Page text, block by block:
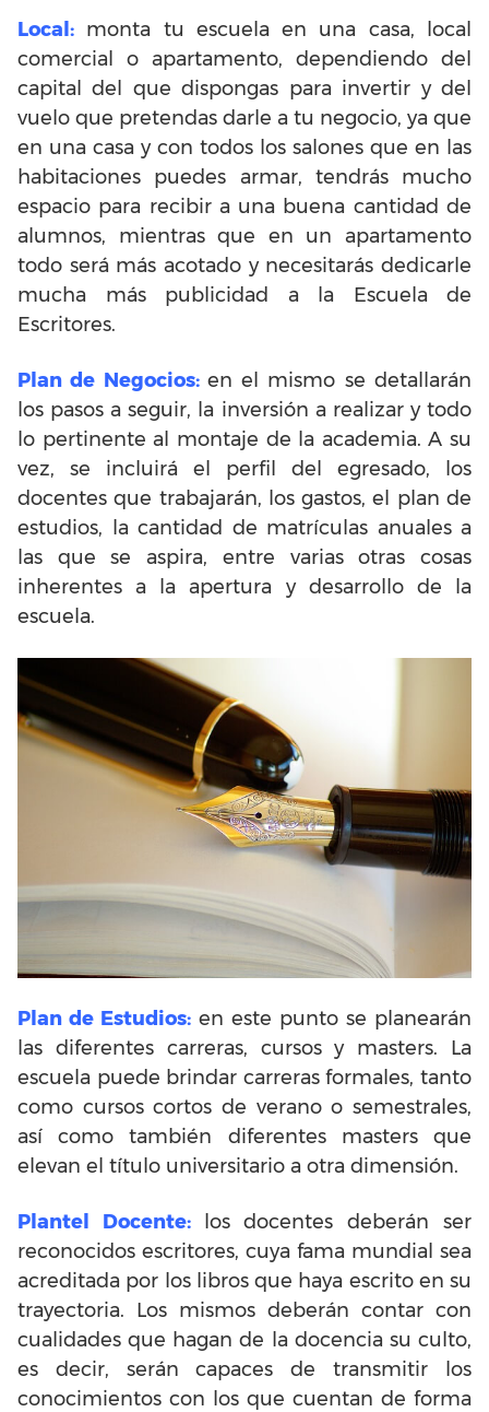
Local: monta tu escuela en una casa, local
comercial o apartamento, dependiendo del
capital del que dispongas para invertir y del
vuelo que pretendas darle a tu negocio, ya que
en una casa y con todos los salones que en las
habitaciones puedes armar, tendrás mucho
espacio para recibir a una buena cantidad de
alumnos, mientras que en un apartamento
todo será más acotado y necesitarás dedicarle
mucha más publicidad a la Escuela de
Escritores.
Plan de Negocios: en el mismo se detallarán
los pasos a seguir, la inversión a realizar y todo
lo pertinente al montaje de la academia. A su
vez, se incluirá el perfil del egresado, los
docentes que trabajarán, los gastos, el plan de
estudios, la cantidad de matrículas anuales a
las que se aspira, entre varias otras cosas
inherentes a la apertura y desarrollo de la
escuela.
Plan de Estudios: en este punto se planearán
las diferentes carreras, cursos y masters. La
escuela puede brindar carreras formales, tanto
como cursos cortos de verano o semestrales,
así como también diferentes masters que
elevan el título universitario a otra dimensión.
Plantel Docente:
los docentes deberán ser
reconocidos escritores, cuya fama mundial sea
acreditada por los libros que haya escrito en su
trayectoria. Los mismos deberán contar con
cualidades que hagan de la docencia su culto,
es decir, serán capaces de transmitir los
conocimientos con los que cuentan de forma